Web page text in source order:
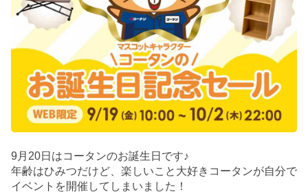
9月20日はコータンのお誕生日です♪
年齢はひみつだけど、楽しいこと大好きコータンが自分で
イベントを開催してしまいました！